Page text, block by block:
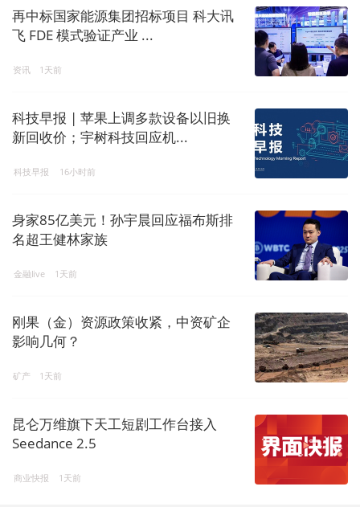
再中标国家能源集团招标项目 科大讯
飞 FDE 模式验证产业 ...
资讯 1天前
科技早报 | 苹果上调多款设备以旧换
新回收价；宇树科技回应机...
科技早报 16小时前
身家85亿美元！孙宇晨回应福布斯排
名超王健林家族
金融live 1天前
刚果（金）资源政策收紧，中资矿企
影响几何？
矿产 1天前
昆仑万维旗下天工短剧工作台接入
Seedance 2.5
商业快报 1天前